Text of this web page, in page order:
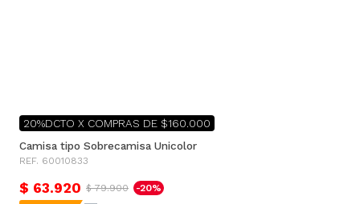
20%DCTO X COMPRAS DE $160.000
Camisa tipo Sobrecamisa Unicolor
REF. 60010833
$ 63.920 $ 79.900 -20%